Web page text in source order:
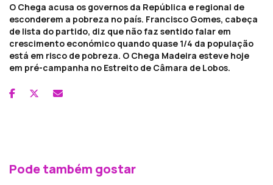
O Chega acusa os governos da República e regional de
esconderem a pobreza no país. Francisco Gomes, cabeça
de lista do partido, diz que não faz sentido falar em
crescimento económico quando quase 1/4 da população
está em risco de pobreza. O Chega Madeira esteve hoje
em pré-campanha no Estreito de Câmara de Lobos.
Pode também gostar